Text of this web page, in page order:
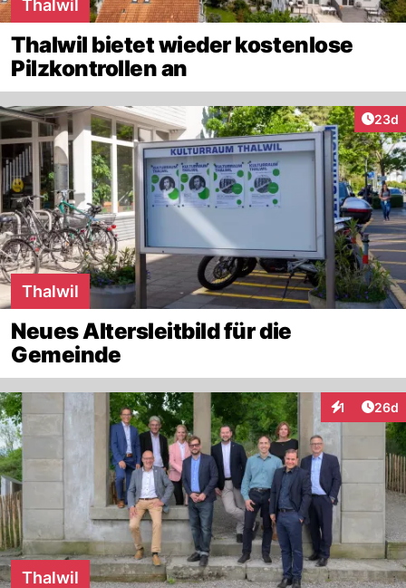
Thalwil
Thalwil bietet wieder kostenlose
Pilzkontrollen an
23d
Thalwil
Neues Altersleitbild für die
Gemeinde
1
Interaktionen
26d
Thalwil